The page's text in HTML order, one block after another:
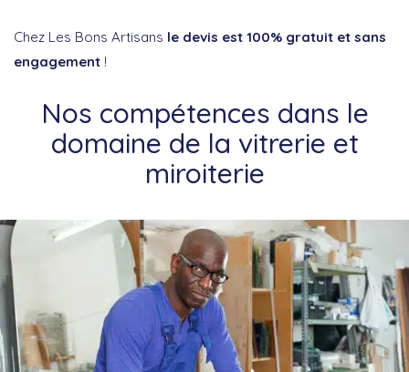
Chez Les Bons Artisans le devis est 100% gratuit et sans
engagement !
Nos compétences dans le
domaine de la vitrerie et
miroiterie